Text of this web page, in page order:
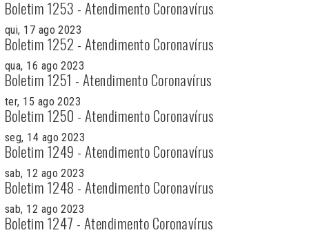
Boletim 1253 - Atendimento Coronavírus
qui, 17 ago 2023
Boletim 1252 - Atendimento Coronavírus
qua, 16 ago 2023
Boletim 1251 - Atendimento Coronavírus
ter, 15 ago 2023
Boletim 1250 - Atendimento Coronavírus
seg, 14 ago 2023
Boletim 1249 - Atendimento Coronavírus
sab, 12 ago 2023
Boletim 1248 - Atendimento Coronavírus
sab, 12 ago 2023
Boletim 1247 - Atendimento Coronavírus